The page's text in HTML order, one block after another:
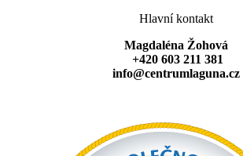
Hlavní kontakt
Magdaléna Žohová
+420 603 211 381
info@centrumlaguna.cz